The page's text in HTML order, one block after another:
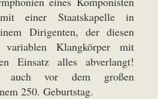
einer Staatskapelle in
Dirigenten, der diesen
variablen Klangkörper mit
Einsatz alles abverlangt!
auch vor dem großen
250. Geburtstag.